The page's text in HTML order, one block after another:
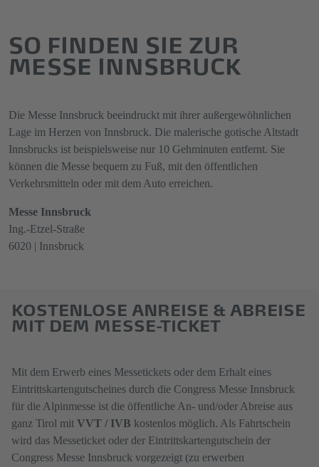
SO FINDEN SIE ZUR
MESSE INNSBRUCK
Die Messe Innsbruck beeindruckt mit ihrer außergewöhnlichen
Lage im Herzen von Innsbruck. Die malerische gotische Altstadt
Innsbrucks ist beispielsweise nur 10 Gehminuten entfernt. Sie
können die Messe bequem zu Fuß, mit den öffentlichen
Verkehrsmitteln oder mit dem Auto erreichen.
Messe Innsbruck
Ing.-Etzel-Straße
6020 | Innsbruck
KOSTENLOSE ANREISE & ABREISE
MIT DEM MESSE-TICKET
Mit dem Erwerb eines Messetickets oder dem Erhalt eines
Eintrittskartengutscheines durch die Congress Messe Innsbruck
für die Alpinmesse ist die öffentliche An- und/oder Abreise aus
ganz Tirol mit VVT / IVB kostenlos möglich. Als Fahrtschein
wird das Messeticket oder der Eintrittskartengutschein der
Congress Messe Innsbruck vorgezeigt (zu erwerben